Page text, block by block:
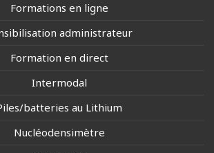
Formations en ligne
administrateur
Formation en direct
Intermodal
batteries au Lithium
Nucléodensimètre